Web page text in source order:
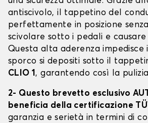
antiscivolo, il tappetino del
perfettamente in posizione
scivolare sotto i pedali e causare
Questa alta aderenza
sporco si depositi sotto il
CLIO 1, garantendo così la
2- Questo brevetto esclusivo
beneficia della certificazione
garanzia e serietà in termini di